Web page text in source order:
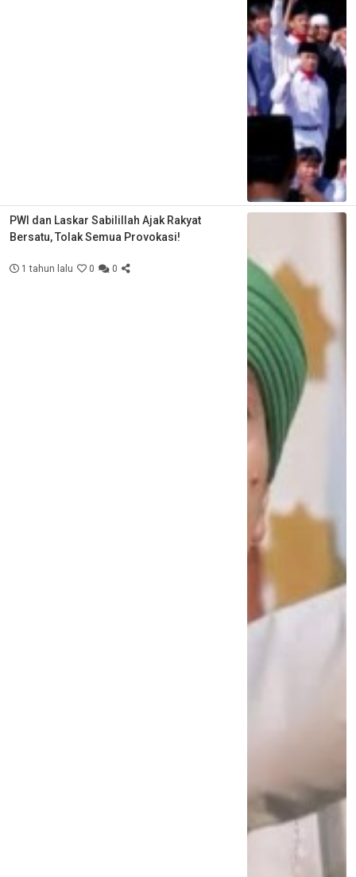
PWI dan Laskar Sabilillah Ajak Rakyat
Bersatu, Tolak Semua Provokasi!
1 tahun lalu 0 0